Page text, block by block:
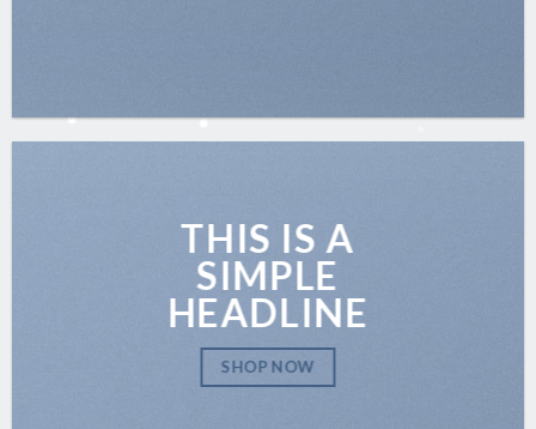
THIS IS A
SIMPLE
HEADLINE
SHOP NOW